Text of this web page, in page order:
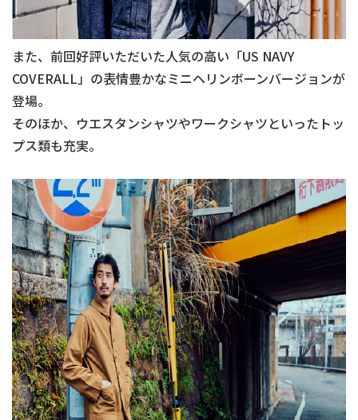
また、前回好評いただいた人気の高い「US NAVY
COVERALL」の表情豊かなミニヘリンボーンバージョンが
登場。
そのほか、ウエスタンシャツやワークシャツといったトッ
プス類も充実。